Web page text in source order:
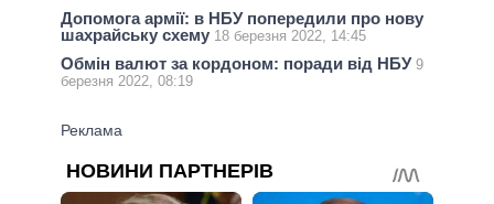
Допомога армії: в НБУ попередили про нову
шахрайську схему 18 березня 2022, 14:45
Обмін валют за кордоном: поради від НБУ 9
березня 2022, 08:19